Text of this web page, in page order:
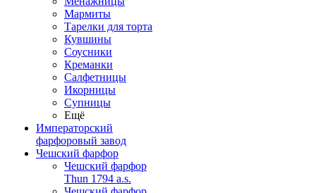
Мармиты
Тарелки для торта
Кувшины
Соусники
Креманки
Салфетницы
Икорницы
Супницы
Ещё
Императорский
фарфоровый завод
Чешский фарфор
Чешский фарфор
Thun 1794 a.s.